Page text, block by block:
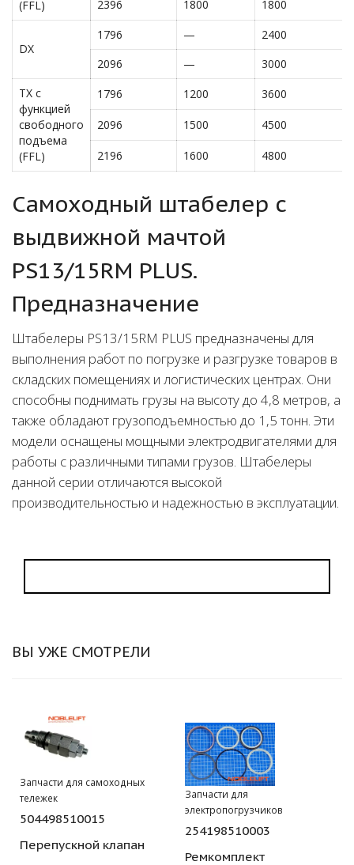
(FFL) 2396 1800 1800
DX
1796 — 2400
2096
— 3000
TX с
функцией
свободного
подъема
(FFL)
1796 1200 3600
2096 1500 4500
2196 1600 4800
Самоходный штабелер c
выдвижной мачтой
PS13/15RM PLUS.
Предназначение
Штабелеры PS13/15RM PLUS предназначены для
выполнения работ по погрузке и разгрузке товаров в
складских помещениях и логистических центрах. Они
способны поднимать грузы на высоту до 4,8 метров, а
также обладают грузоподъемностью до 1,5 тонн. Эти
модели оснащены мощными электродвигателями для
работы с различными типами грузов. Штабелеры
данной серии отличаются высокой
производительностью и надежностью в эксплуатации.
ВЫ УЖЕ СМОТРЕЛИ
Запчасти для самоходных
тележек
504498510015
Перепускной клапан
Запчасти для
электропогрузчиков
254198510003
Ремкомплект